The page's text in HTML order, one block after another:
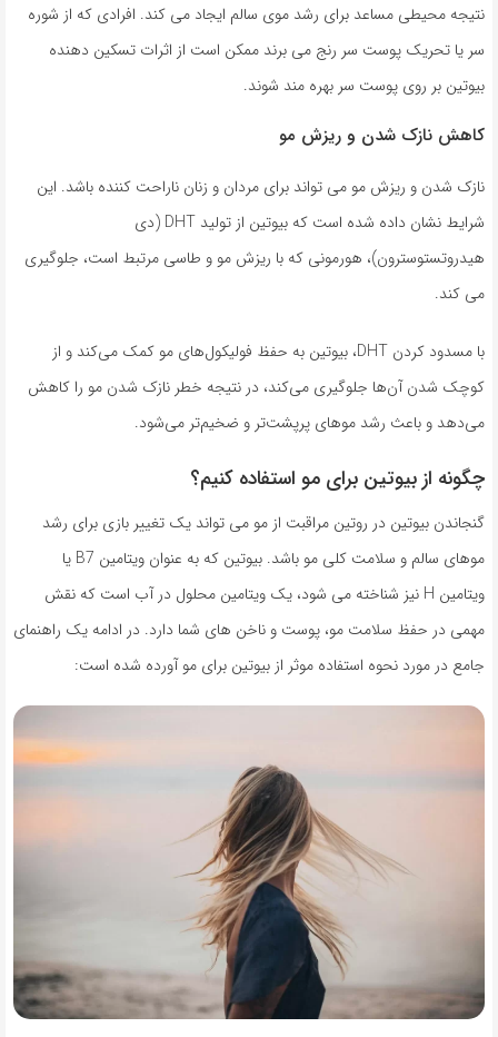
نتیجه محیطی مساعد برای رشد موی سالم ایجاد می کند. افرادی که از شوره
سر یا تحریک پوست سر رنج می برند ممکن است از اثرات تسکین دهنده
بیوتین بر روی پوست سر بهره مند شوند.
کاهش نازک شدن و ریزش مو
نازک شدن و ریزش مو می تواند برای مردان و زنان ناراحت کننده باشد. این
شرایط نشان داده شده است که بیوتین از تولید DHT (دی
هیدروتستوسترون)، هورمونی که با ریزش مو و طاسی مرتبط است، جلوگیری
می کند.
با مسدود کردن DHT، بیوتین به حفظ فولیکول‌های مو کمک می‌کند و از
کوچک شدن آن‌ها جلوگیری می‌کند، در نتیجه خطر نازک شدن مو را کاهش
می‌دهد و باعث رشد موهای پرپشت‌تر و ضخیم‌تر می‌شود.
چگونه از بیوتین برای مو استفاده کنیم؟
گنجاندن بیوتین در روتین مراقبت از مو می تواند یک تغییر بازی برای رشد
موهای سالم و سلامت کلی مو باشد. بیوتین که به عنوان ویتامین B7 یا
ویتامین H نیز شناخته می شود، یک ویتامین محلول در آب است که نقش
مهمی در حفظ سلامت مو، پوست و ناخن های شما دارد. در ادامه یک راهنمای
جامع در مورد نحوه استفاده موثر از بیوتین برای مو آورده شده است: